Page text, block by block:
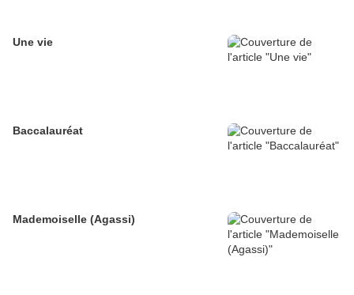
Une vie
Baccalauréat
Mademoiselle (Agassi)